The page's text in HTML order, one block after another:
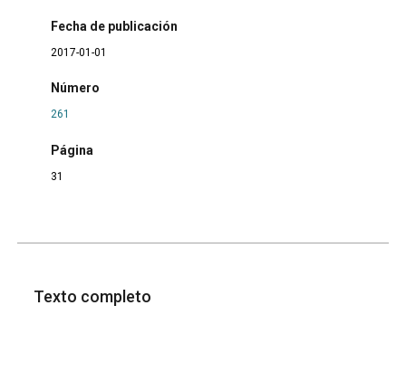
Fecha de publicación
2017-01-01
Número
261
Página
31
Texto completo